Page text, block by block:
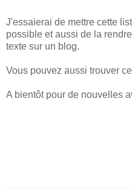
J'essaierai de mettre cette
possible et aussi de la
texte sur un blog.
Vous pouvez aussi trouver
A bientôt pour de nouvelles